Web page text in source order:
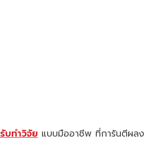
รับทำวิจัย แบบมืออาชีพ ที่การันตีผล